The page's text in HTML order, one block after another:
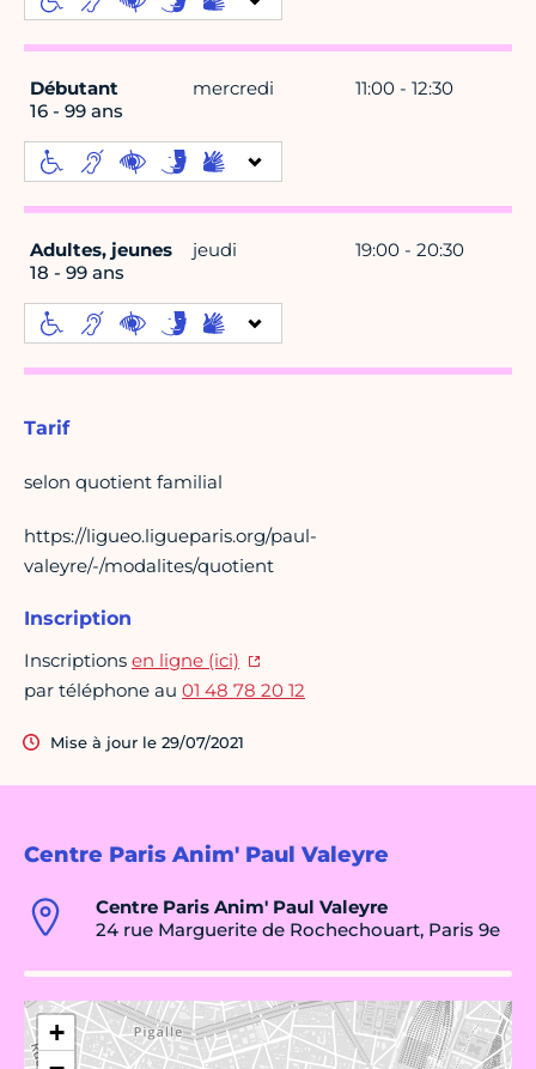
Centre Paris Anim' Paul Valeyre
Centre Paris Anim' Paul Valeyre
24 rue Marguerite de Rochechouart, Paris 9e
+
Débutant
16 - 99 ans
mercredi 11:00 - 12:30
Adultes, jeunes
18 - 99 ans
jeudi 19:00 - 20:30
Tarif
selon quotient familial
https://ligueo.ligueparis.org/paul-
valeyre/-/modalites/quotient
Inscription
Inscriptions en ligne (ici)
par téléphone au 01 48 78 20 12
Mise à jour le 29/07/2021